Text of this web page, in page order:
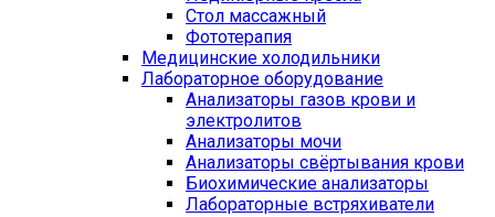
Стол массажный
Фототерапия
Медицинские холодильники
Лабораторное оборудование
Анализаторы газов крови и
электролитов
Анализаторы мочи
Анализаторы свёртывания крови
Биохимические анализаторы
Лабораторные встряхиватели